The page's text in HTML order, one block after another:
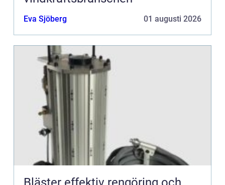
Eva Sjöberg 01 augusti 2026